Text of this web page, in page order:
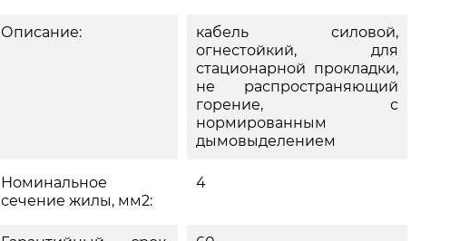
Описание:
кабель силовой,
огнестойкий, для
стационарной прокладки,
не распространяющий
горение, с
нормированным
дымовыделением
Номинальное
сечение жилы, мм2:
4